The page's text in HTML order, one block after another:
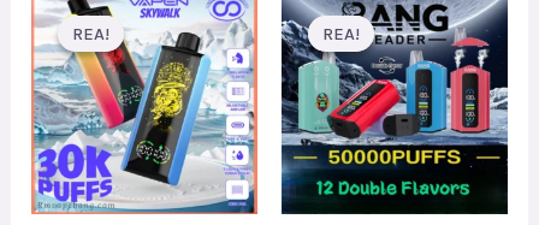
REA!
REA! REA!
REA!